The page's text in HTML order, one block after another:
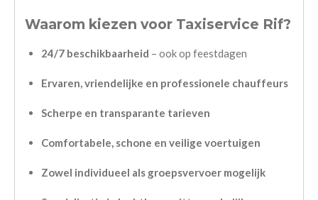
Waarom kiezen voor Taxiservice Rif?
24/7 beschikbaarheid – ook op feestdagen
Ervaren, vriendelijke en professionele chauffeurs
Scherpe en transparante tarieven
Comfortabele, schone en veilige voertuigen
Zowel individueel als groepsvervoer mogelijk